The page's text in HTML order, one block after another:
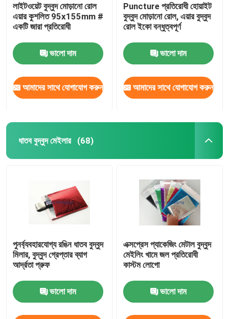
লাইটওয়েট বুদ্বুদ মোড়ানো রোল
এয়ার কুশলিত 95x155mm #
একটি জারা প্রতিরোধী
ভালো দাম
আমাদের সাথে যোগাযোগ করুন
Puncture প্রতিরোধী হোয়াইট
বুদ্বুদ মোড়ানো রোল, এয়ার বুদ্বুদ
রোল ইকো বন্ধুত্বপূর্ণ
ভালো দাম
আমাদের সাথে যোগাযোগ করুন
ধাতব বুদ্বুদ মেইলার (68)
পুনর্ব্যবহারযোগ্য রঙিন ধাতব বুদ্বুদ
মিলার, বুদ্বুদ গ্রেপ্তার ব্যাগ
আর্দ্রতা প্রুফ
ভালো দাম
এক্সপ্রেস প্যাকেজিং মেটাল বুদ্বুদ
মেইলিং খামে জল প্রতিরোধী
কাস্টম লোগো
ভালো দাম